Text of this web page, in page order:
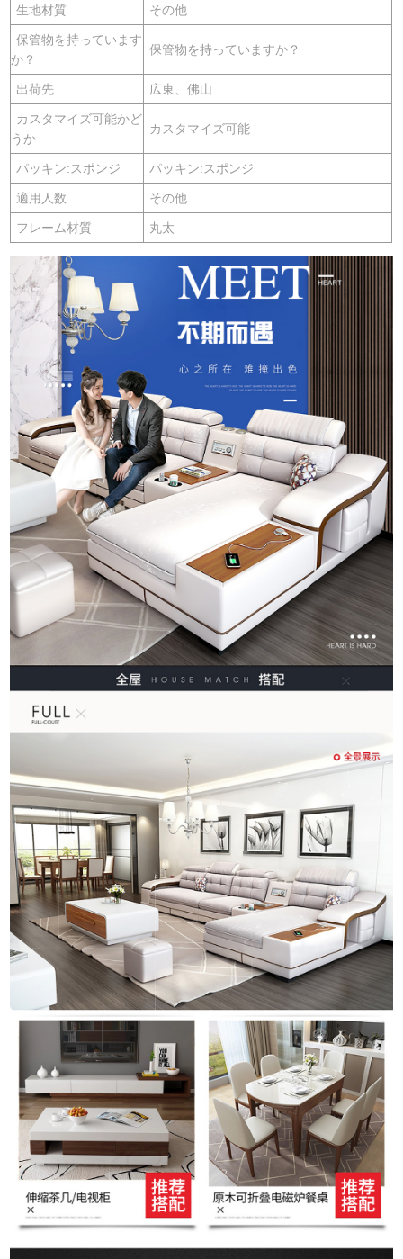
生地材質 その他
保管物を持っています
か？
保管物を持っていますか？
出荷先 広東、佛山
カスタマイズ可能かど
うか
カスタマイズ可能
パッキン:スポンジ パッキン:スポンジ
適用人数 その他
フレーム材質 丸太